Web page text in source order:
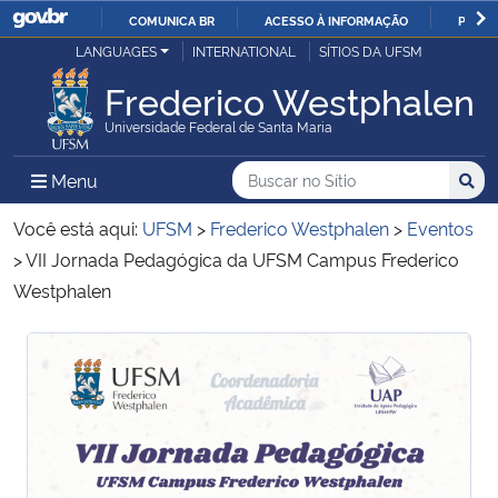
IR
O
COMUNICA BR ACESSO À INFORMAÇÃO
Ministério da Justiça e Segurança Pública
Ministério da Defesa
Ministério das Relações Exteriores
Ministério da Economia
Ministério da Infraestrutura
Ministério da Agricultura, Pecuária e Abastecimento
Ministério da Educação
LANGUAGES INTERNATIONAL SÍTIOS DA UFSM
Frederico Westphalen
Universidade Federal de Santa Maria
Menu Menu Principal do Sítio
Busca
Buscar no no Sítio
Busca:
Você está aqui: UFSM > Frederico Westphalen > Eventos
>VII Jornada Pedagógica da UFSM Campus Frederico
Westphalen